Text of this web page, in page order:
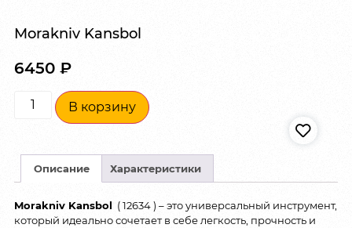
Morakniv Kansbol
6450 ₽
В корзину
Описание Характеристики
Morakniv Kansbol ( 12634 ) – это универсальный инструмент,
который идеально сочетает в себе легкость, прочность и